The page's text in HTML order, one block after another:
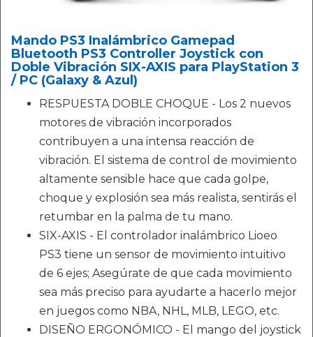
Mando PS3 Inalámbrico Gamepad
Bluetooth PS3 Controller Joystick con
Doble Vibración SIX-AXIS para PlayStation 3
/ PC (Galaxy & Azul)
RESPUESTA DOBLE CHOQUE - Los 2 nuevos
motores de vibración incorporados
contribuyen a una intensa reacción de
vibración. El sistema de control de movimiento
altamente sensible hace que cada golpe,
choque y explosión sea más realista, sentirás el
retumbar en la palma de tu mano.
SIX-AXIS - El controlador inalámbrico Lioeo
PS3 tiene un sensor de movimiento intuitivo
de 6 ejes; Asegúrate de que cada movimiento
sea más preciso para ayudarte a hacerlo mejor
en juegos como NBA, NHL, MLB, LEGO, etc.
DISEÑO ERGONÓMICO - El mango del joystick